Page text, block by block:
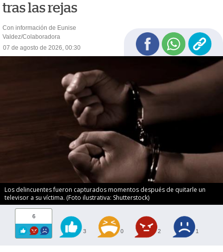
tras las rejas
Con información de Eunise
Valdez/Colaboradora
07 de agosto de 2026, 00:30
Los delincuentes fueron capturados momentos después de quitarle un
televisor a su víctima. (Foto ilustrativa: Shutterstock)
6
3 0 2 1